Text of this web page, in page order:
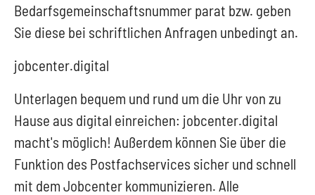
Bedarfsgemeinschaftsnummer parat bzw. geben
Sie diese bei schriftlichen Anfragen unbedingt an.
jobcenter.digital
Unterlagen bequem und rund um die Uhr von zu
Hause aus digital einreichen: jobcenter.digital
macht's möglich! Außerdem können Sie über die
Funktion des Postfachservices sicher und schnell
mit dem Jobcenter kommunizieren. Alle